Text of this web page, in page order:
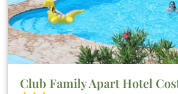
Club Family Apart Hotel